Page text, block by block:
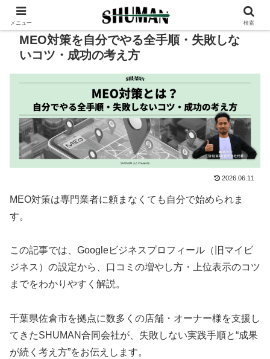
PR
MEO対策を自分でやる全手順・失敗しな
いコツ・成功の考え方
2026.06.11
MEO対策は専門業者に頼まなくても自分で始められま
す。
この記事では、Googleビジネスプロフィール（旧マイビ
ジネス）の設定から、口コミの増やし方・上位表示のコツ
までをわかりやすく解説。
千葉県佐倉市を拠点に数多くの店舗・オーナー様を支援し
てきたSHUMAN合同会社が、失敗しない実践手順と“成果
が続く考え方”をお伝えします。
メニュー 検索